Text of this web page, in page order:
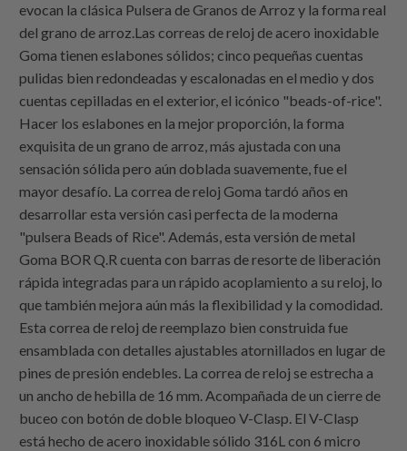
evocan la clásica Pulsera de Granos de Arroz y la forma real
del grano de arroz.Las correas de reloj de acero inoxidable
Goma tienen eslabones sólidos; cinco pequeñas cuentas
pulidas bien redondeadas y escalonadas en el medio y dos
cuentas cepilladas en el exterior, el icónico "beads-of-rice".
Hacer los eslabones en la mejor proporción, la forma
exquisita de un grano de arroz, más ajustada con una
sensación sólida pero aún doblada suavemente, fue el
mayor desafío. La correa de reloj Goma tardó años en
desarrollar esta versión casi perfecta de la moderna
"pulsera Beads of Rice". Además, esta versión de metal
Goma BOR Q.R cuenta con barras de resorte de liberación
rápida integradas para un rápido acoplamiento a su reloj, lo
que también mejora aún más la flexibilidad y la comodidad.
Esta correa de reloj de reemplazo bien construida fue
ensamblada con detalles ajustables atornillados en lugar de
pines de presión endebles. La correa de reloj se estrecha a
un ancho de hebilla de 16 mm. Acompañada de un cierre de
buceo con botón de doble bloqueo V-Clasp. El V-Clasp
está hecho de acero inoxidable sólido 316L con 6 micro